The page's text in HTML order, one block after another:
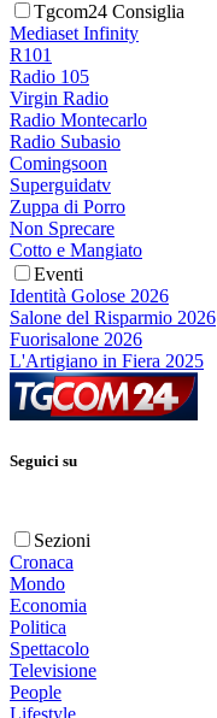
Tgcom24 Consiglia
Mediaset Infinity
R101
Radio 105
Virgin Radio
Radio Montecarlo
Radio Subasio
Comingsoon
Superguidatv
Zuppa di Porro
Non Sprecare
Cotto e Mangiato
Eventi
Identità Golose 2026
Salone del Risparmio 2026
Fuorisalone 2026
L'Artigiano in Fiera 2025
Seguici su
Sezioni
Cronaca
Mondo
Economia
Politica
Spettacolo
Televisione
People
Lifestyle